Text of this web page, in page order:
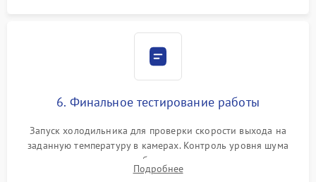
6. Финальное тестирование работы
Запуск холодильника для проверки скорости выхода на
заданную температуру в камерах. Контроль уровня шума
компрессора, отсутствия обмерзания стенок и корректного
срабатывания системы автоматической оттайки.
Подробнее